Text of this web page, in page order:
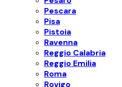
Pescara
Pisa
Pistoia
Ravenna
Reggio Calabria
Reggio Emilia
Roma
Rovigo